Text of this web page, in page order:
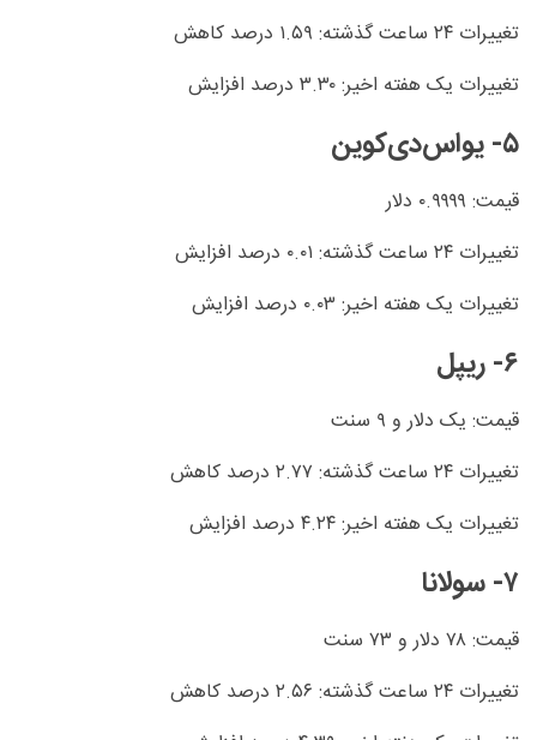
تغییرات ۲۴ ساعت گذشته: ۱.۵۹ درصد کاهش
تغییرات یک هفته اخیر: ۳.۳۰ درصد افزایش
۵- یواس‌دی‌کوین
قیمت: ۰.۹۹۹۹ دلار
تغییرات ۲۴ ساعت گذشته: ۰.۰۱ درصد افزایش
تغییرات یک هفته اخیر: ۰.۰۳ درصد افزایش
۶- ریپل
قیمت: یک دلار و ۹ سنت
تغییرات ۲۴ ساعت گذشته: ۲.۷۷ درصد کاهش
تغییرات یک هفته اخیر: ۴.۲۴ درصد افزایش
۷- سولانا
قیمت: ۷۸ دلار و ۷۳ سنت
تغییرات ۲۴ ساعت گذشته: ۲.۵۶ درصد کاهش